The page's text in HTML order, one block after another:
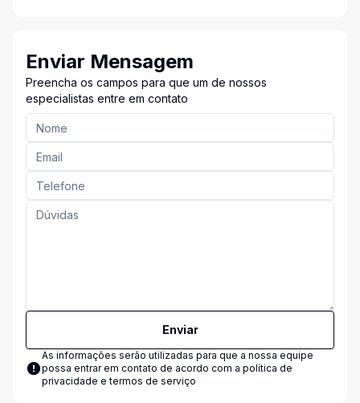
Enviar Mensagem
Preencha os campos para que um de nossos
especialistas entre em contato
Enviar
As informações serão utilizadas para que a nossa equipe
possa entrar em contato de acordo com a política de
privacidade e termos de serviço